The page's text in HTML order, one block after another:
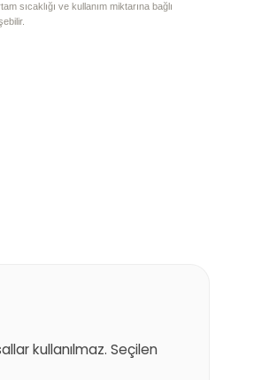
sıcaklığı ve kullanım miktarına bağlı
kullanılmaz. Seçilen